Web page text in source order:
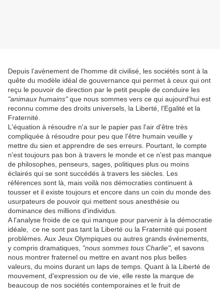
Depuis l’avènement de l'homme dit civilisé, les sociétés sont à la
quête du modèle idéal de gouvernance qui permet à ceux qui ont
reçu le pouvoir de direction par le petit peuple de conduire les
"animaux humains"que nous sommes vers ce qui aujourd'hui est
reconnu comme des droits universels, la Liberté, l'Egalité et la
Fraternité.
L'équation à résoudre n'a sur le papier pas l'air d'être très
compliquée à résoudre pour peu que l'être humain veuille y
mettre du sien et apprendre de ses erreurs. Pourtant, le compte
n'est toujours pas bon à travers le monde et ce n'est pas manque
de philosophes, penseurs, sages, politiques plus ou moins
éclairés qui se sont succédés à travers les siècles. Les
références sont là, mais voilà nos démocraties continuent à
tousser et il existe toujours et encore dans un coin du monde des
usurpateurs de pouvoir qui mettent sous anesthésie ou
dominance des millions d'individus.
A l'analyse froide de ce qui manque pour parvenir à la démocratie
idéale, ce ne sont pas tant la Liberté ou la Fraternité qui posent
problèmes. Aux Jeux Olympiques ou autres grands événements,
y compris dramatiques, "nous sommes tous Charlie", et savons
nous montrer fraternel ou mettre en avant nos plus belles
valeurs, du moins durant un laps de temps. Quant à la Liberté de
mouvement, d'expression ou de vie, elle reste la marque de
beaucoup de nos sociétés contemporaines et le fruit de